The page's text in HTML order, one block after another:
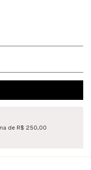
de R$ 250,00